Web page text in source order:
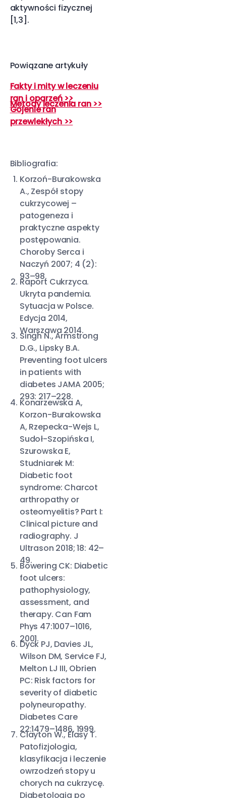
aktywności fizycznej
[1,3].
Powiązane artykuły
Fakty i mity w leczeniu
ran i oparzeń >>
Metody leczenia ran >>
Gojenie ran
przewlekłych >>
Bibliografia:
Korzoń-Burakowska
A., Zespół stopy
cukrzycowej –
patogeneza i
praktyczne aspekty
postępowania.
Choroby Serca i
Naczyń 2007; 4 (2):
93–98.
Raport Cukrzyca.
Ukryta pandemia.
Sytuacja w Polsce.
Edycja 2014,
Warszawa 2014.
Singh N., Armstrong
D.G., Lipsky B.A.
Preventing foot ulcers
in patients with
diabetes JAMA 2005;
293: 217–228.
Konarzewska A,
Korzon-Burakowska
A, Rzepecka-Wejs L,
Sudoł-Szopińska I,
Szurowska E,
Studniarek M:
Diabetic foot
syndrome: Charcot
arthropathy or
osteomyelitis? Part I:
Clinical picture and
radiography. J
Ultrason 2018; 18: 42–
49.
Bowering CK: Diabetic
foot ulcers:
pathophysiology,
assessment, and
therapy. Can Fam
Phys 47:1007–1016,
2001.
Dyck PJ, Davies JL,
Wilson DM, Service FJ,
Melton LJ III, Obrien
PC: Risk factors for
severity of diabetic
polyneuropathy.
Diabetes Care
22:1479–1486, 1999.
Clayton W., Elasy T.
Patofizjologia,
klasyfikacja i leczenie
owrzodzeń stopy u
chorych na cukrzycę.
Diabetologia po